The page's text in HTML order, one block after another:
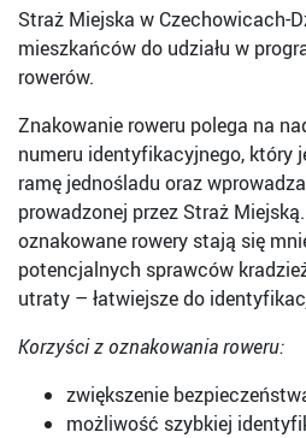
Straż Miejska w Czechowicach-
mieszkańców do udziału w
rowerów.
Znakowanie roweru polega na
numeru identyfikacyjnego, który
ramę jednośladu oraz
prowadzonej przez Straż
oznakowane rowery stają się
potencjalnych sprawców
utraty – łatwiejsze do
Korzyści z oznakowania roweru:
zwiększenie
możliwość szybkiej